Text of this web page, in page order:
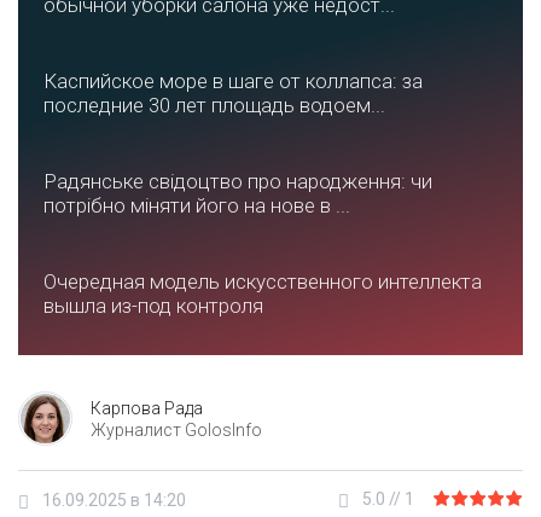
обычной уборки салона уже недост...
Каспийское море в шаге от коллапса: за
последние 30 лет площадь водоем...
Радянське свідоцтво про народження: чи
потрібно міняти його на нове в ...
Очередная модель искусственного интеллекта
вышла из-под контроля
Карпова Рада
Журналист GolosInfo
16.09.2025 в 14:20 5.0 // 1